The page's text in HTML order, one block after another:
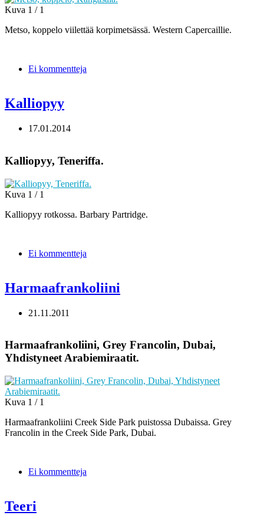
Kuva 1 / 1
Metso, koppelo viilettää korpimetsässä. Western Capercaillie.
Ei kommentteja
Kalliopyy
17.01.2014
Kalliopyy, Teneriffa.
Kuva 1 / 1
Kalliopyy rotkossa. Barbary Partridge.
Ei kommentteja
Harmaafrankoliini
21.11.2011
Harmaafrankoliini, Grey Francolin, Dubai,
Yhdistyneet Arabiemiraatit.
Kuva 1 / 1
Harmaafrankoliini Creek Side Park puistossa Dubaissa. Grey
Francolin in the Creek Side Park, Dubai.
Ei kommentteja
Teeri